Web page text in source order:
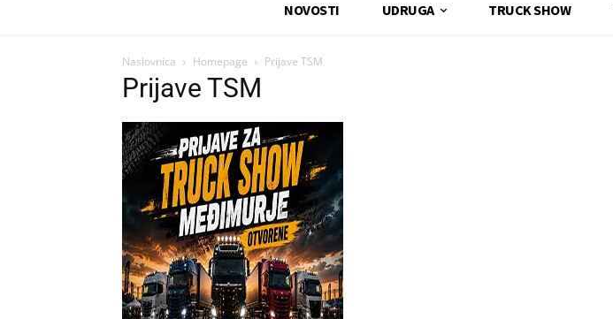
NOVOSTI UDRUGA TRUCK SHOW
Naslovnica Homepage Prijave TSM
Prijave TSM